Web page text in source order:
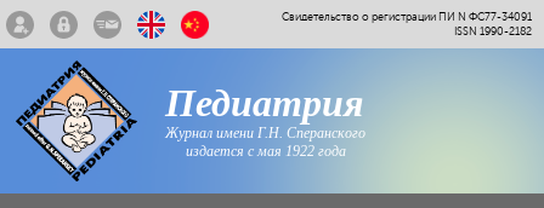
Свидетельство о регистрации ПИ N ФС77-34091
ISSN 1990-2182
Педиатрия
Журнал имени Г.Н. Сперанского
издается с мая 1922 года